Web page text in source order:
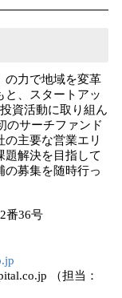
の力で地域を変革
と、スタートアッ
資活動に取り組ん
のサーチファンド
主要な営業エリ
題解決を目指して
の募集を随時行っ
36号
（担当：